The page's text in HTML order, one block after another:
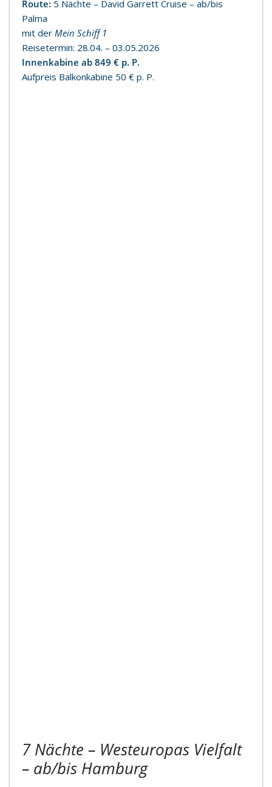
Route: 5 Nächte – David Garrett Cruise – ab/bis
Palma
mit der Mein Schiff 1
Reisetermin: 28.04. – 03.05.2026
Innenkabine ab 849 € p. P.
Aufpreis Balkonkabine 50 € p. P.
7 Nächte – Westeuropas Vielfalt
– ab/bis Hamburg